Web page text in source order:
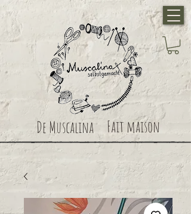
De Muscalina Fait maison